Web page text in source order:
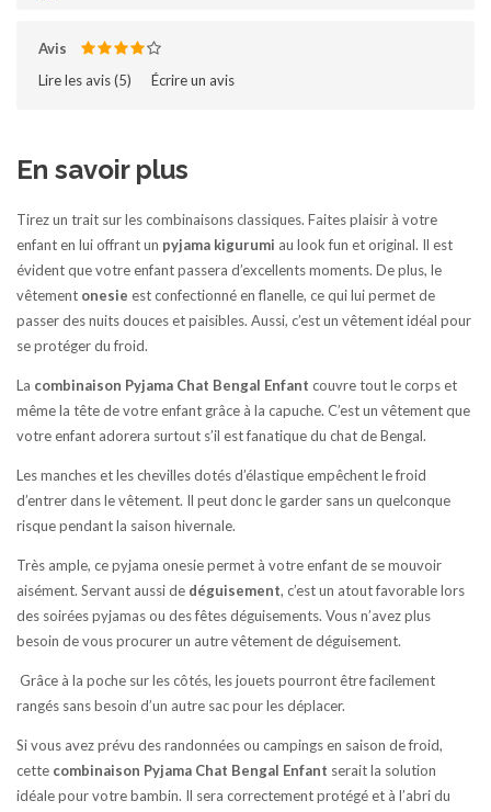
Avis
Lire les avis (5)‎ Écrire un avis
En savoir plus
Tirez un trait sur les combinaisons classiques. Faites plaisir à votre
enfant en lui offrant un pyjama kigurumi au look fun et original. Il est
évident que votre enfant passera d’excellents moments. De plus, le
vêtement onesie est confectionné en flanelle, ce qui lui permet de
passer des nuits douces et paisibles. Aussi, c’est un vêtement idéal pour
se protéger du froid.
La combinaison Pyjama Chat Bengal Enfant couvre tout le corps et
même la tête de votre enfant grâce à la capuche. C’est un vêtement que
votre enfant adorera surtout s’il est fanatique du chat de Bengal.
Les manches et les chevilles dotés d’élastique empêchent le froid
d’entrer dans le vêtement. Il peut donc le garder sans un quelconque
risque pendant la saison hivernale.
Très ample, ce pyjama onesie permet à votre enfant de se mouvoir
aisément. Servant aussi de déguisement, c’est un atout favorable lors
des soirées pyjamas ou des fêtes déguisements. Vous n’avez plus
besoin de vous procurer un autre vêtement de déguisement.
Grâce à la poche sur les côtés, les jouets pourront être facilement
rangés sans besoin d’un autre sac pour les déplacer.
Si vous avez prévu des randonnées ou campings en saison de froid,
cette combinaison Pyjama Chat Bengal Enfant serait la solution
idéale pour votre bambin. Il sera correctement protégé et à l’abri du